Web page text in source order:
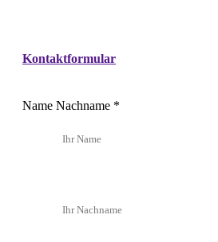
Kontaktformular
Name Nachname *